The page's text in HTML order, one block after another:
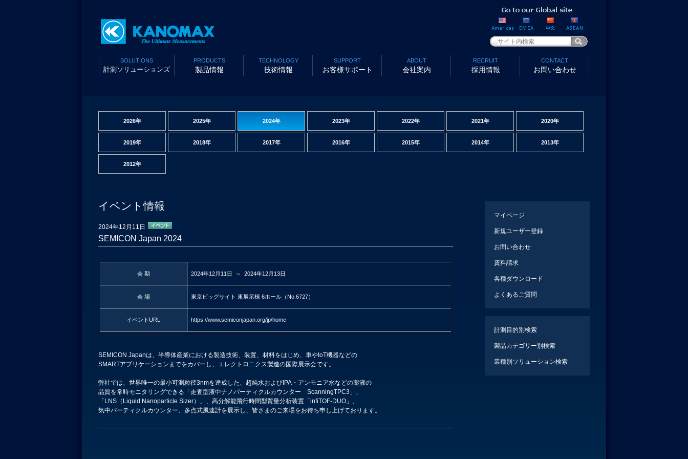
SOLUTIONS
計測ソリューションズ
PRODUCTS
製品情報
TECHNOLOGY
技術情報
SUPPORT
お客様サポート
ABOUT
会社案内
RECRUIT
採用情報
CONTACT
お問い合わせ
2026年 2025年 2024年 2023年 2022年 2021年 2020年
2019年 2018年 2017年 2016年 2015年 2014年 2013年
2012年
マイページ
新規ユーザー登録
お問い合わせ
資料請求
各種ダウンロード
よくあるご質問
計測目的別検索
製品カテゴリー別検索
業種別ソリューション検索
イベント情報
2024年12月11日
SEMICON Japan 2024
会 期 2024年12月11日 ～ 2024年12月13日
会 場 東京ビッグサイト 東展示棟 6ホール（No.6727）
イベントURL https://www.semiconjapan.org/jp/home
SEMICON Japanは、半導体産業における製造技術、装置、材料をはじめ、車やIoT機器などの
SMARTアプリケーションまでをカバーし、エレクトロニクス製造の国際展示会です。
弊社では、世界唯一の最小可測粒径3nmを達成した、超純水およびIPA・アンモニア水などの薬液の
品質を常時モニタリングできる「走査型液中ナノパーティクルカウンター ScanningTPC3」、
「LNS（Liquid Nanoparticle Sizer）」、高分解能飛行時間型質量分析装置「infiTOF-DUO」、
気中パーティクルカウンター、多点式風速計を展示し、皆さまのご来場をお待ち申し上げております。